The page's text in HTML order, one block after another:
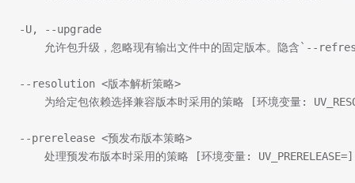
-U, --upgrade
允许包升级，忽略现有输出文件中的固定版本。隐含`--
--resolution <版本解析策略>
为给定包依赖选择兼容版本时采用的策略 [环境变量:
--prerelease <预发布版本策略>
处理预发布版本时采用的策略 [环境变量: